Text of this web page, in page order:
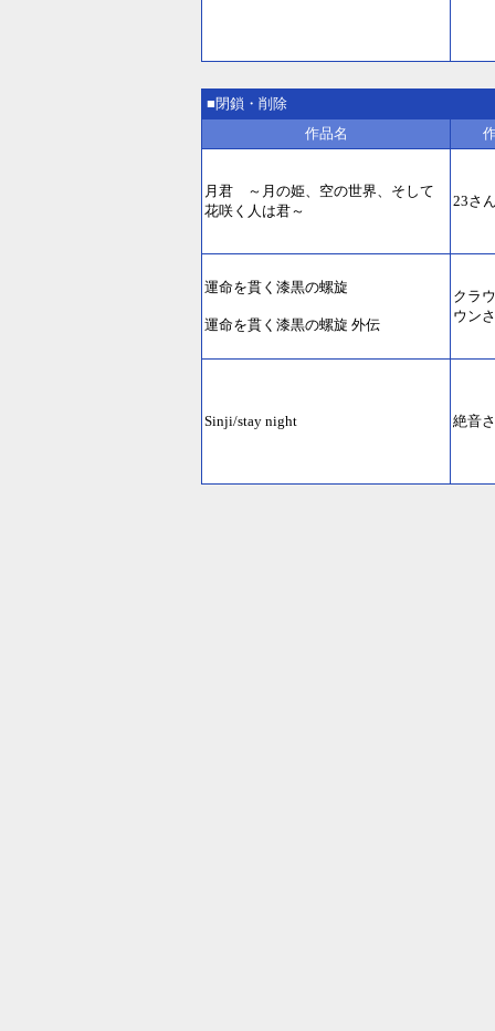
■閉鎖・削除
作品名
月君 ～月の姫、空の世界、そして
花咲く人は君～
23さ
運命を貫く漆黒の螺旋
運命を貫く漆黒の螺旋 外伝
クラ
ウン
Sinji/stay night 絶音